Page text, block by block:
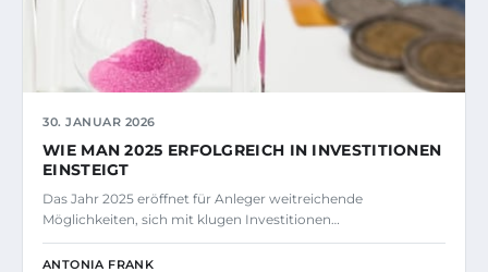
30. JANUAR 2026
WIE MAN 2025 ERFOLGREICH IN INVESTITIONEN
EINSTEIGT
Das Jahr 2025 eröffnet für Anleger weitreichende
Möglichkeiten, sich mit klugen Investitionen…
ANTONIA FRANK